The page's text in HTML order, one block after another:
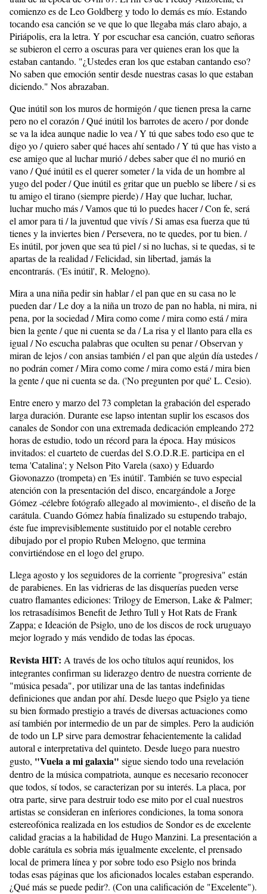
comienzo es de Leo Goldberg y todo lo demás es mío. Estando
tocando esa canción se ve que lo que llegaba más claro abajo, a
Piriápolis, era la letra. Y por escuchar esa canción, cuatro señoras
se subieron el cerro a oscuras para ver quienes eran los que la
estaban cantando. "¿Ustedes eran los que estaban cantando eso?
No saben que emoción sentir desde nuestras casas lo que estaban
diciendo." Nos abrazaban.
Que inútil son los muros de hormigón / que tienen presa la carne
pero no el corazón / Qué inútil los barrotes de acero / por donde
se va la idea aunque nadie lo vea / Y tú que sabes todo eso que te
digo yo / quiero saber qué haces ahí sentado / Y tú que has visto a
ese amigo que al luchar murió / debes saber que él no murió en
vano / Qué inútil es el querer someter / la vida de un hombre al
yugo del poder / Que inútil es gritar que un pueblo se libere / si es
tu amigo el tirano (siempre pierde) / Hay que luchar, luchar,
luchar mucho más / Vamos que tú lo puedes hacer / Con fe, será
el amor para ti / la juventud que vivís / Si amas esa fuerza que tú
tienes y la inviertes bien / Persevera, no te quedes, por tu bien. /
Es inútil, por joven que sea tú piel / si no luchas, si te quedas, si te
apartas de la realidad / Felicidad, sin libertad, jamás la
encontrarás. ('Es inútil', R. Melogno).
Mira a una niña pedir sin hablar / el pan que en su casa no le
pueden dar / Le doy a la niña un trozo de pan no habla, ni mira, ni
pena, por la sociedad / Mira como come / mira como está / mira
bien la gente / que ni cuenta se da / La risa y el llanto para ella es
igual / No escucha palabras que oculten su penar / Observan y
miran de lejos / con ansias también / el pan que algún día ustedes /
no podrán comer / Mira como come / mira como está / mira bien
la gente / que ni cuenta se da. ('No pregunten por qué' L. Cesio).
Entre enero y marzo del 73 completan la grabación del esperado
larga duración. Durante ese lapso intentan suplir los escasos dos
canales de Sondor con una extremada dedicación empleando 272
horas de estudio, todo un récord para la época. Hay músicos
invitados: el cuarteto de cuerdas del S.O.D.R.E. participa en el
tema 'Catalina'; y Nelson Pito Varela (saxo) y Eduardo
Giovonazzo (trompeta) en 'Es inútil'. También se tuvo especial
atención con la presentación del disco, encargándole a Jorge
Gómez -célebre fotógrafo allegado al movimiento-, el diseño de la
carátula. Cuando Gómez había finalizado su estupendo trabajo,
éste fue imprevisiblemente sustituido por el notable cerebro
dibujado por el propio Ruben Melogno, que termina
convirtiéndose en el logo del grupo.
Llega agosto y los seguidores de la corriente "progresiva" están
de parabienes. En las vidrieras de las disquerías pueden verse
cuatro flamantes ediciones: Trilogy de Emerson, Lake & Palmer;
los retrasadísimos Benefit de Jethro Tull y Hot Rats de Frank
Zappa; e Ideación de Psiglo, uno de los discos de rock uruguayo
mejor logrado y más vendido de todas las épocas.
Revista HIT: A través de los ocho títulos aquí reunidos, los
integrantes confirman su liderazgo dentro de nuestra corriente de
"música pesada", por utilizar una de las tantas indefinidas
definiciones que andan por ahí. Desde luego que Psiglo ya tiene
su bien formado prestigio a través de diversas actuaciones como
así también por intermedio de un par de simples. Pero la audición
de todo un LP sirve para demostrar fehacientemente la calidad
autoral e interpretativa del quinteto. Desde luego para nuestro
gusto, "Vuela a mi galaxia" sigue siendo todo una revelación
dentro de la música compatriota, aunque es necesario reconocer
que todos, sí todos, se caracterizan por su interés. La placa, por
otra parte, sirve para destruir todo ese mito por el cual nuestros
artistas se consideran en inferiores condiciones, la toma sonora
estereofónica realizada en los estudios de Sondor es de excelente
calidad gracias a la habilidad de Hugo Manzini. La presentación a
doble carátula es sobria más igualmente excelente, el prensado
local de primera línea y por sobre todo eso Psiglo nos brinda
todas esas páginas que los aficionados locales estaban esperando.
¿Qué más se puede pedir?. (Con una calificación de "Excelente").